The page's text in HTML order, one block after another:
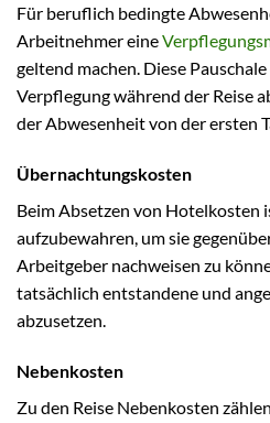
Für beruflich bedingte
Arbeitnehmer eine
geltend machen. Diese
Verpflegung während der Reise
der Abwesenheit von der ersten
Übernachtungskosten
Beim Absetzen von Hotelkosten
aufzubewahren, um sie
Arbeitgeber nachweisen zu
tatsächlich entstandene und
abzusetzen.
Nebenkosten
Zu den Reise Nebenkosten